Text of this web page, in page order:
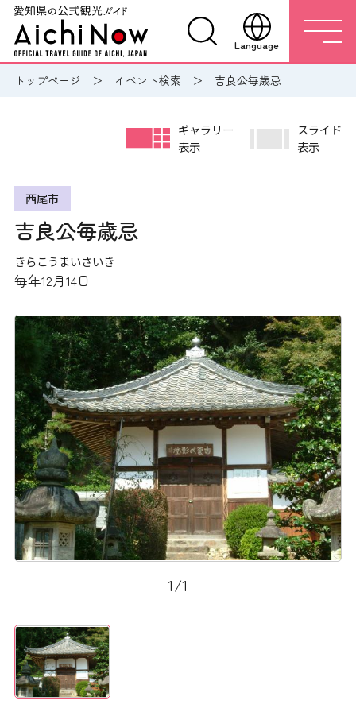
Language
トップページ イベント検索 吉良公毎歳忌
西尾市
吉良公毎歳忌
きらこうまいさいき
毎年12月14日
ギャラリー
表示
スライド
表示
1/1